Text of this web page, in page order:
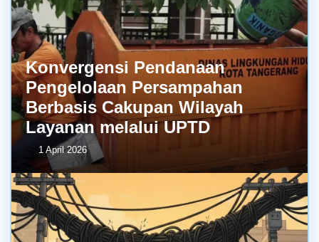
Konvergensi Pendanaan
Pengelolaan Persampahan
Berbasis Cakupan Wilayah
Layanan melalui UPTD
1 April 2026